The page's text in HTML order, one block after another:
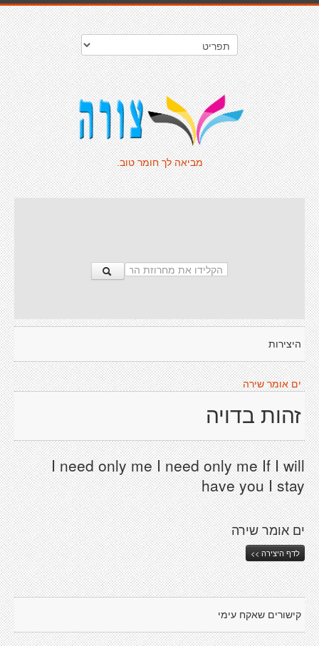
מביאה לך חומר טוב.
היצירות
ים אומר שירה
זהות בדויה
I need only me I need only me If I will
have you I stay
ים אומר שירה
לדף היצירה >>
קישורים שאקח עימי